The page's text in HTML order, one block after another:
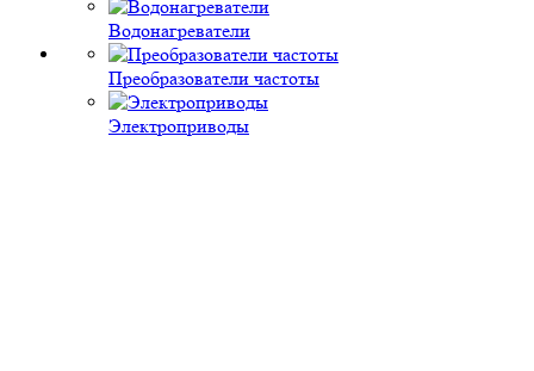
Водонагреватели
Преобразователи частоты
Электроприводы